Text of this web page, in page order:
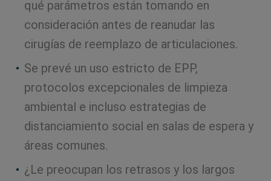
qué parámetros están tomando en
consideración antes de reanudar las
cirugías de reemplazo de articulaciones.
Se prevé un uso estricto de EPP,
protocolos excepcionales de limpieza
ambiental e incluso estrategias de
distanciamiento social en salas de espera y
áreas comunes.
¿Le preocupan los retrasos y los largos